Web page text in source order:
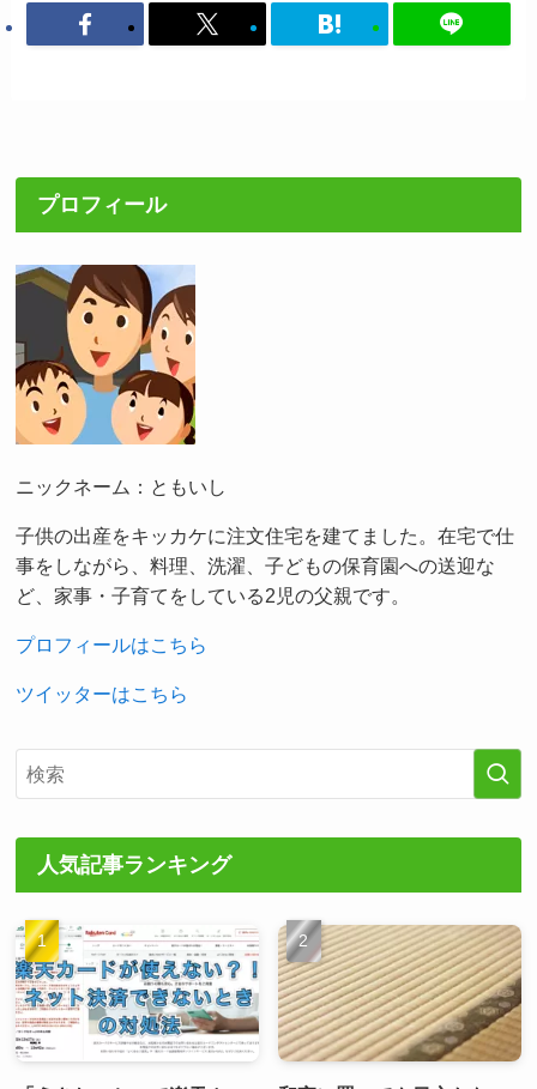
プロフィール
ニックネーム：ともいし
子供の出産をキッカケに注文住宅を建てました。在宅で仕
事をしながら、料理、洗濯、子どもの保育園への送迎な
ど、家事・子育てをしている2児の父親です。
プロフィールはこちら
ツイッターはこちら
人気記事ランキング